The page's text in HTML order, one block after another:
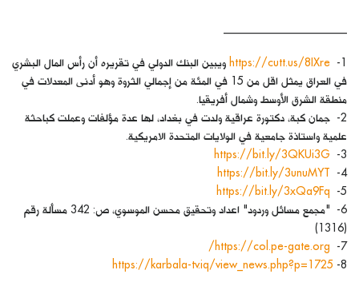
1-
https://cutt.us/8IXre ويبين البنك الدولي في تقريره أن رأس المال البشري
في العراق يمثل اقل من 15 في المئة من إجمالي الثروة وهو أدنى المعدلات في
منطقة الشرق الأوسط وشمال أفريقيا.
2- جمان كبة، دكتورة عراقية ولدت في بغداد، لها عدة مؤلفات وعملت كباحثة
علمية واستاذة جامعية في الولايات المتحدة الامريكية.
3-
https://bit.ly/3QKUi3G
4-
https://bit.ly/3unuMYT
5-
https://bit.ly/3xQa9Fq
6- "مجمع مسائل وردود" اعداد وتحقيق محسن الموسوي، ص: 342 مسألة رقم
(1316)
7-
https://col.pe-gate.org/
8-
https://karbala-tv.iq/view_news.php?p=1725